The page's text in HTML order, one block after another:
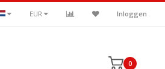
EUR Inloggen
0